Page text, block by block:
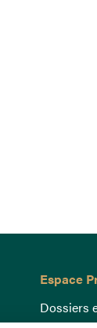
Espace
Dossiers